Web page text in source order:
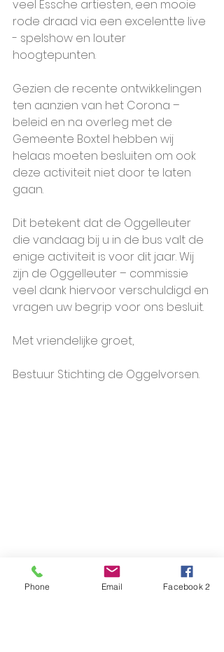
veel Essche artiesten, een mooie
rode draad via een excelentte live
- spelshow en louter
hoogtepunten.
Gezien de recente ontwikkelingen
ten aanzien van het Corona –
beleid en na overleg met de
Gemeente Boxtel hebben wij
helaas moeten besluiten om ook
deze activiteit niet door te laten
gaan.
Dit betekent dat de Oggelleuter
die vandaag bij u in de bus valt de
enige activiteit is voor dit jaar. Wij
zijn de Oggelleuter – commissie
veel dank hiervoor verschuldigd en
vragen uw begrip voor ons besluit.
Met vriendelijke groet,
Bestuur Stichting de Oggelvorsen.
Phone Email Facebook 2